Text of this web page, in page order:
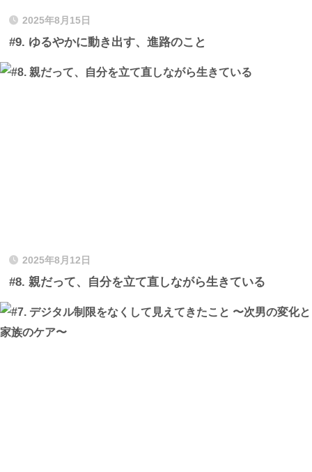
2025年8月15日
#9. ゆるやかに動き出す、進路のこと
2025年8月12日
#8. 親だって、自分を立て直しながら生きている